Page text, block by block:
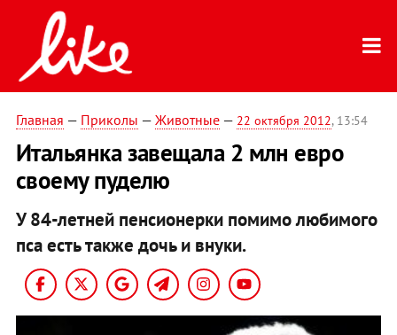
Главная — Приколы — Животные— 22 октября 2012, 13:54
Итальянка завещала 2 млн евро
своему пуделю
У 84-летней пенсионерки помимо любимого
пса есть также дочь и внуки.